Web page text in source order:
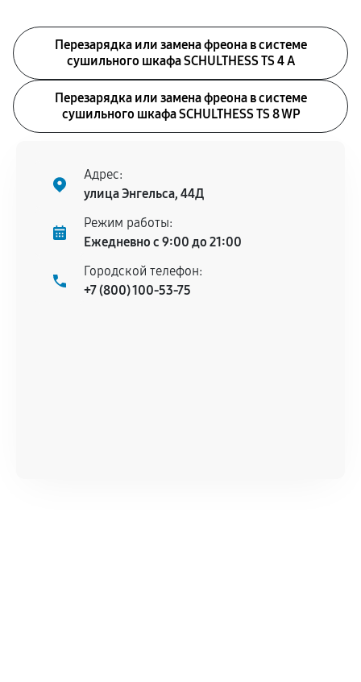
Перезарядка или замена фреона в системе
сушильного шкафа SCHULTHESS TS 4 A
Перезарядка или замена фреона в системе
сушильного шкафа SCHULTHESS TS 8 WP
Адрес:
улица Энгельса, 44Д
Режим работы:
Ежедневно с 9:00 до 21:00
Городской телефон:
+7 (800) 100-53-75